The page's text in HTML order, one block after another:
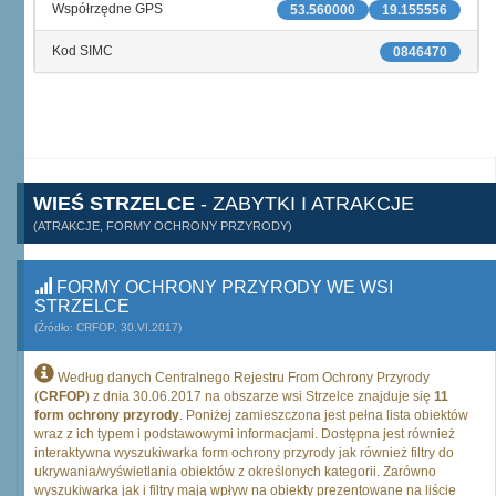
19.155556
53.560000
Współrzędne GPS
0846470
Kod SIMC
WIEŚ STRZELCE - ZABYTKI I ATRAKCJE
(ATRAKCJE, FORMY OCHRONY PRZYRODY)
FORMY OCHRONY PRZYRODY WE WSI
STRZELCE
(Źródło: CRFOP, 30.VI.2017)
Według danych Centralnego Rejestru From Ochrony Przyrody
(CRFOP) z dnia 30.06.2017 na obszarze wsi Strzelce znajduje się 11
form ochrony przyrody. Poniżej zamieszczona jest pełna lista obiektów
wraz z ich typem i podstawowymi informacjami. Dostępna jest również
interaktywna wyszukiwarka form ochrony przyrody jak również filtry do
ukrywania/wyświetlania obiektów z określonych kategorii. Zarówno
wyszukiwarka jak i filtry mają wpływ na obiekty prezentowane na liście